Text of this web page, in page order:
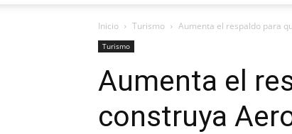
Inicio Turismo Aumenta el respaldo para
Turismo
Aumenta el
construya